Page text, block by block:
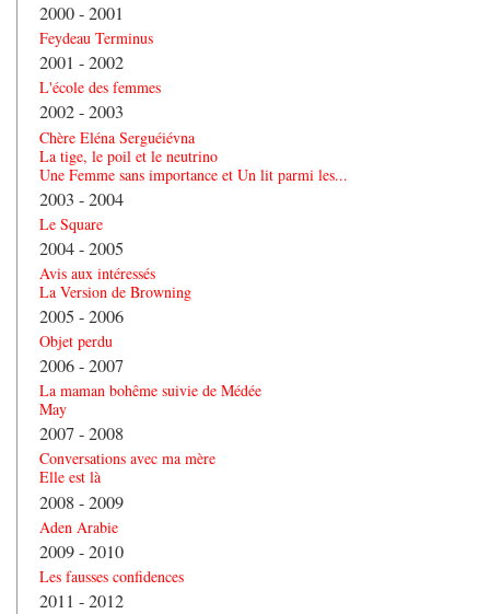
2000 - 2001
Feydeau Terminus
2001 - 2002
L'école des femmes
2002 - 2003
Chère Eléna Serguéiévna
La tige, le poil et le neutrino
Une Femme sans importance et Un lit parmi les...
2003 - 2004
Le Square
2004 - 2005
Avis aux intéressés
La Version de Browning
2005 - 2006
Objet perdu
2006 - 2007
La maman bohême suivie de Médée
May
2007 - 2008
Conversations avec ma mère
Elle est là
2008 - 2009
Aden Arabie
2009 - 2010
Les fausses confidences
2011 - 2012